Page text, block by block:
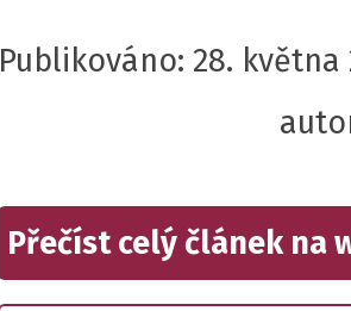
Publikováno: 28. května
Přečíst celý článek na